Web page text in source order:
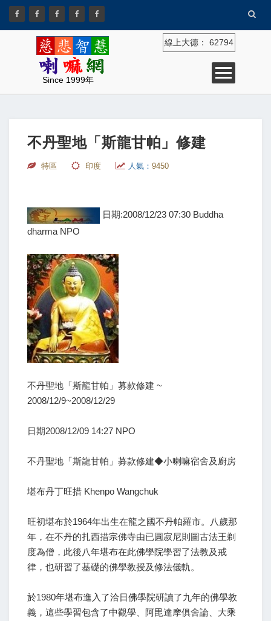
Since 1999年
線上大德： 62794
不丹聖地「斯龍甘帕」修建
特區 印度 人氣： 9450
日期:2008/12/23 07:30 Buddha
dharma NPO
不丹聖地「斯龍甘帕」募款修建 ~
2008/12/9~2008/12/29
日期2008/12/09 14:27 NPO
不丹聖地「斯龍甘帕」募款修建◆小喇嘛宿舍及廚房
堪布丹丁旺措 Khenpo Wangchuk
旺初堪布於1964年出生在龍之國不丹帕羅市。八歲那
年，在不丹的扎西措宗佛寺由已圓寂尼則圖古法王剃
度為僧，此後八年堪布在此佛學院學習了法教及戒
律，也研習了基礎的佛學教授及修法儀軌。
於1980年堪布進入了洽日佛學院研讀了九年的佛學教
義，這些學習包含了中觀學、阿毘達摩俱舍論、大乘